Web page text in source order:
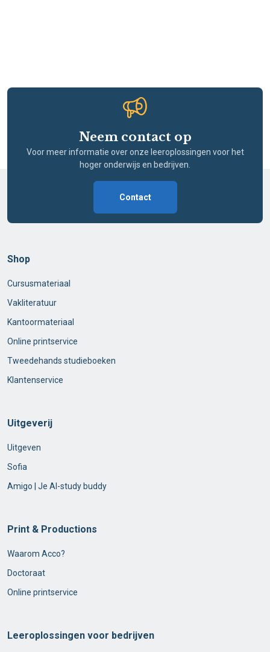
Neem contact op
Voor meer informatie over onze leeroplossingen voor het
hoger onderwijs en bedrijven.
Contact
Shop
Cursusmateriaal
Vakliteratuur
Kantoormateriaal
Online printservice
Tweedehands studieboeken
Klantenservice
Uitgeverij
Uitgeven
Sofia
Amigo | Je AI-study buddy
Print & Productions
Waarom Acco?
Doctoraat
Online printservice
Leeroplossingen voor bedrijven